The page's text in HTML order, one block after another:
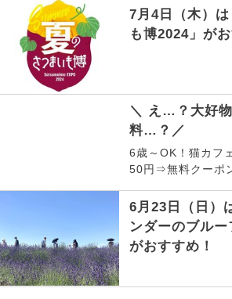
7月4日（木）
も博2024」がお
＼ え…？大好
料…？／
6歳～OK！猫カフ
50円⇒無料クーポ
6月23日（日）
ンダーのブルー
がおすすめ！